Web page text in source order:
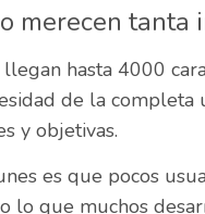
merecen tanta
hasta 4000
de la completa
y objetivas.
es que pocos
lo que muchos